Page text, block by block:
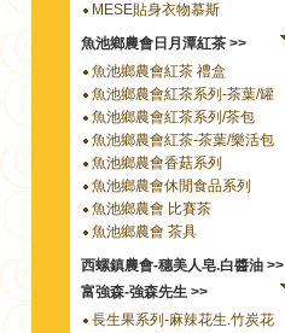
MESE貼身衣物慕斯
魚池鄉農會日月潭紅茶 >>
魚池鄉農會紅茶 禮盒
魚池鄉農會紅茶系列-茶葉/罐
魚池鄉農會紅茶系列/茶包
魚池鄉農會紅茶-茶葉/樂活包
魚池鄉農會香菇系列
魚池鄉農會休閒食品系列
魚池鄉農會 比賽茶
魚池鄉農會 茶具
西螺鎮農會-穗美人皂.白醬油 >>
富強森-強森先生 >>
長生果系列-麻辣花生.竹炭花